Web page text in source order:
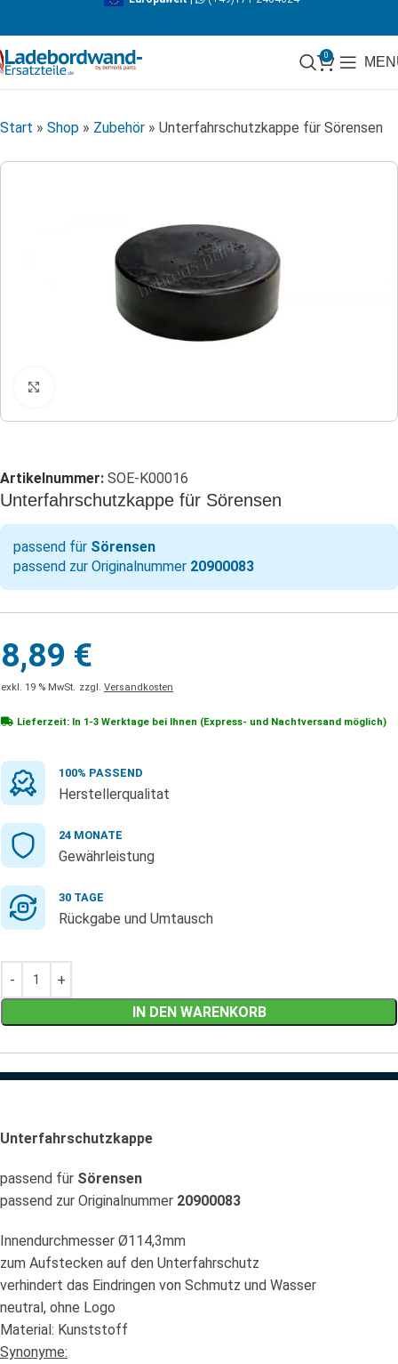
0
Start » Shop » Zubehör » Unterfahrschutzkappe für Sörensen
Artikelnummer: SOE-K00016
Unterfahrschutzkappe für Sörensen
passend für Sörensen
passend zur Originalnummer 20900083
8,89 €
exkl. 19 % MwSt. zzgl. Versandkosten
Lieferzeit: In 1-3 Werktage bei Ihnen (Express- und Nachtversand möglich)
100% PASSEND
Herstellerqualitat
24 MONATE
Gewährleistung
30 TAGE
Rückgabe und Umtausch
IN DEN WARENKORB
Unterfahrschutzkappe
passend für Sörensen
passend zur Originalnummer 20900083
Innendurchmesser Ø114,3mm
zum Aufstecken auf den Unterfahrschutz
verhindert das Eindringen von Schmutz und Wasser
neutral, ohne Logo
Material: Kunststoff
Synonyme: